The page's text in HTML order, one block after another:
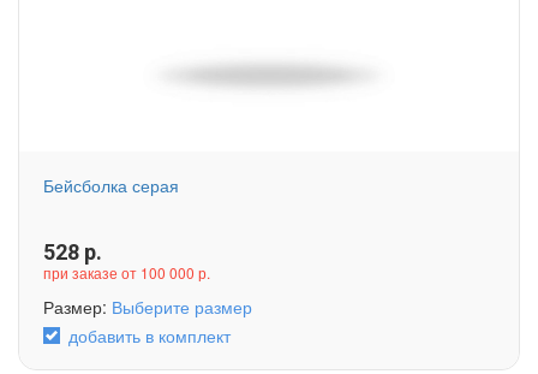
Бейсболка серая
528 р.
при заказе от 100 000 р.
Размер: Выберите размер
добавить в комплект